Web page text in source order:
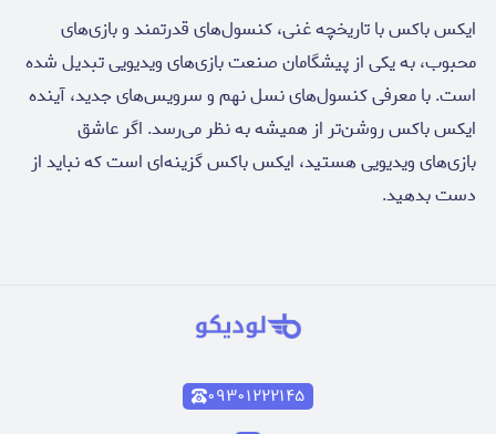
ایکس باکس با تاریخچه غنی، کنسول‌های قدرتمند و بازی‌های
محبوب، به یکی از پیشگامان صنعت بازی‌های ویدیویی تبدیل شده
است. با معرفی کنسول‌های نسل نهم و سرویس‌های جدید، آینده
ایکس باکس روشن‌تر از همیشه به نظر می‌رسد. اگر عاشق
بازی‌های ویدیویی هستید، ایکس باکس گزینه‌ای است که نباید از
دست بدهید.
۰۹۳۰۱۲۲۲۱۴۵